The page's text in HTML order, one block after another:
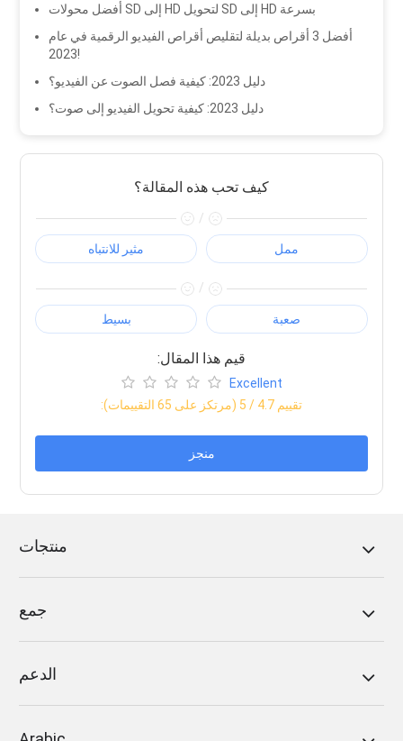
أفضل محولات SD إلى HD لتحويل SD إلى HD بسرعة
أفضل 3 أقراص بديلة لتقليص أقراص الفيديو الرقمية في عام
2023!
دليل 2023: كيفية فصل الصوت عن الفيديو؟
دليل 2023: كيفية تحويل الفيديو إلى صوت؟
كيف تحب هذه المقالة؟
/
مثير للانتباه ممل
/
بسيط صعبة
:قيم هذا المقال
Excellent
:تقييم 4.7 / 5 (مرتكز على 65 التقييمات)
منجز
منتجات
جمع
الدعم